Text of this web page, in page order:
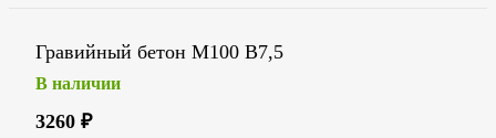
Гравийный бетон М100 В7,5
В наличии
3260 ₽